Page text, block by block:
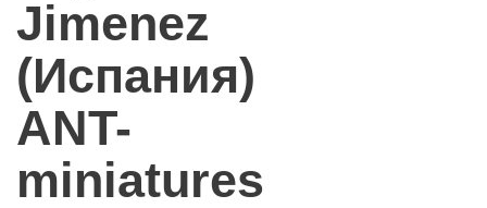
Jimenez
(Испания)
ANT-
miniatures